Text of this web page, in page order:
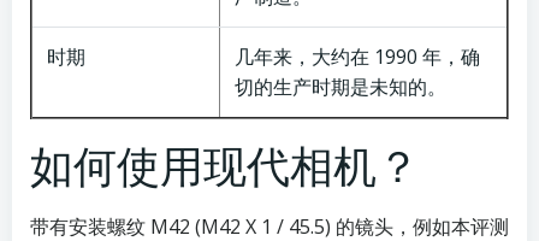
时期
几年来，大约在 1990 年，确
切的生产时期是未知的。
如何使用现代相机？
带有安装螺纹 M42 (M42 X 1 / 45.5) 的镜头，例如本评测